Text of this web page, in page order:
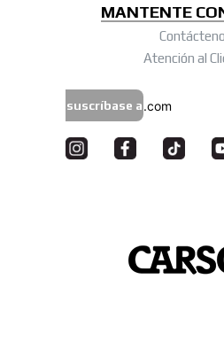
MANTENTE
Atención al
suscríbase a